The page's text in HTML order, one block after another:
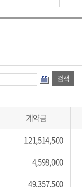
계약금
121,514,500
4,598,000
49,357,500